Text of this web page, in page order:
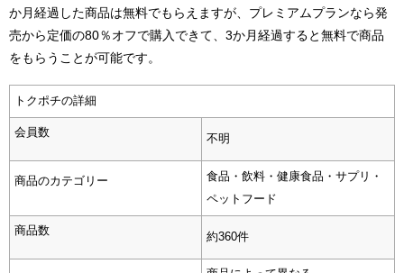
か月経過した商品は無料でもらえますが、プレミアムプランなら発
売から定価の80％オフで購入できて、3か月経過すると無料で商品
をもらうことが可能です。
トクポチの詳細
会員数 不明
商品のカテゴリー
食品・飲料・健康食品・サプリ・
ペットフード
商品数 約360件